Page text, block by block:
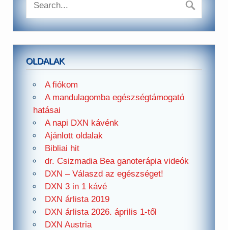
OLDALAK
A fiókom
A mandulagomba egészségtámogató
hatásai
A napi DXN kávénk
Ajánlott oldalak
Bibliai hit
dr. Csizmadia Bea ganoterápia videók
DXN – Válaszd az egészséget!
DXN 3 in 1 kávé
DXN árlista 2019
DXN árlista 2026. április 1-től
DXN Austria